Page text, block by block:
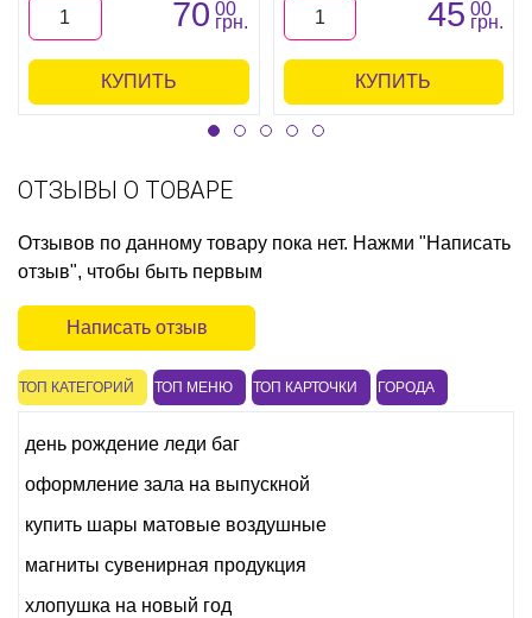
70 00
грн.
КУПИТЬ
45 00
грн.
КУПИТЬ
ОТЗЫВЫ О ТОВАРЕ
Отзывов по данному товару пока нет. Нажми "Написать
отзыв", чтобы быть первым
Написать отзыв
ТОП КАТЕГОРИЙ ТОП МЕНЮ ТОП КАРТОЧКИ ГОРОДА
день рождение леди баг
оформление зала на выпускной
купить шары матовые воздушные
магниты сувенирная продукция
хлопушка на новый год